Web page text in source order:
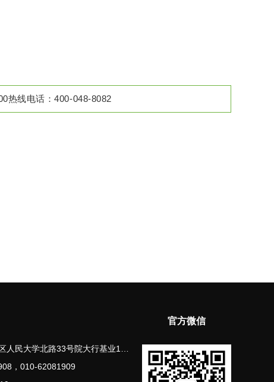
热线电话：400-048-8082
北路33号院大行基业1号楼11层1107-1108
，010-62081909
官方微信